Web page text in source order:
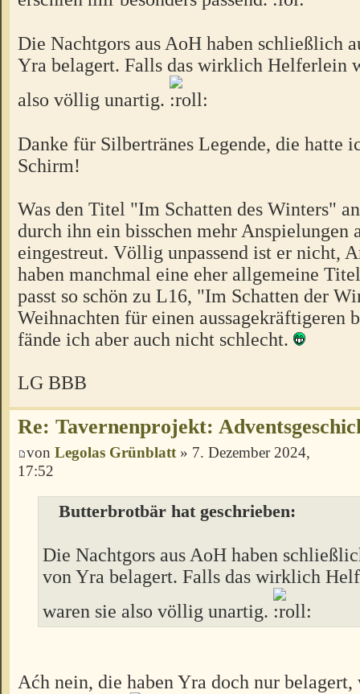
Die Nachtgors aus AoH haben schließlich
Yra belagert. Falls das wirklich Helferlein
also völlig unartig.
Danke für Silbertränes Legende, die hatte
Schirm!
Was den Titel "Im Schatten des Winters"
durch ihn ein bisschen mehr Anspielungen
eingestreut. Völlig unpassend ist er nicht,
haben manchmal eine eher allgemeine
passt so schön zu L16, "Im Schatten der
Weihnachten für einen aussagekräftigeren
fände ich aber auch nicht schlecht.
LG BBB
Re: Tavernenprojekt:
von Legolas Grünblatt » 7. Dezember 2024,
17:52
Butterbrotbär hat geschrieben:
Die Nachtgors aus AoH haben
von Yra belagert. Falls das wirklich
waren sie also völlig unartig.
Aćh nein, die haben Yra doch nur